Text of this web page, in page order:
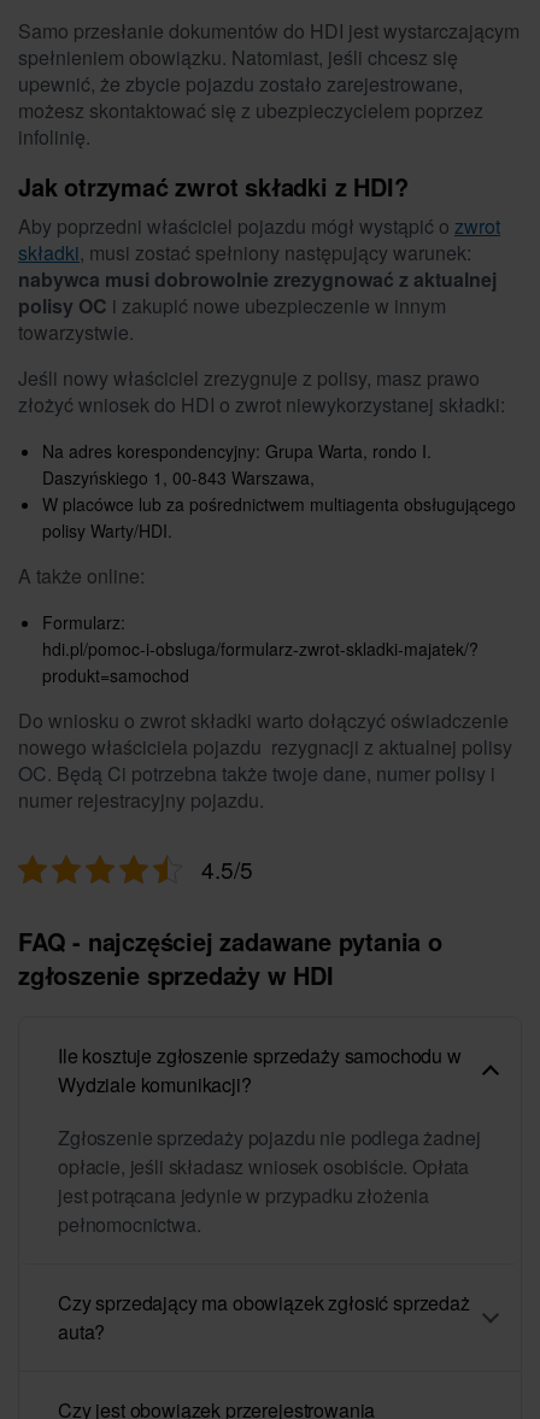
Samo przesłanie dokumentów do HDI jest wystarczającym
spełnieniem obowiązku. Natomiast, jeśli chcesz się
upewnić, że zbycie pojazdu zostało zarejestrowane,
możesz skontaktować się z ubezpieczycielem poprzez
infolinię.
Jak otrzymać zwrot składki z HDI?
Aby poprzedni właściciel pojazdu mógł wystąpić o zwrot
składki, musi zostać spełniony następujący warunek:
nabywca musi dobrowolnie zrezygnować z aktualnej
polisy OC i zakupić nowe ubezpieczenie w innym
towarzystwie.
Jeśli nowy właściciel zrezygnuje z polisy, masz prawo
złożyć wniosek do HDI o zwrot niewykorzystanej składki:
Na adres korespondencyjny: Grupa Warta, rondo I.
Daszyńskiego 1, 00-843 Warszawa,
W placówce lub za pośrednictwem multiagenta obsługującego
polisy Warty/HDI.
A także online:
Formularz:
hdi.pl/pomoc-i-obsluga/formularz-zwrot-skladki-majatek/?
produkt=samochod
Do wniosku o zwrot składki warto dołączyć oświadczenie
nowego właściciela pojazdu rezygnacji z aktualnej polisy
OC. Będą Ci potrzebna także twoje dane, numer polisy i
numer rejestracyjny pojazdu.
4.5/5
FAQ - najczęściej zadawane pytania o
zgłoszenie sprzedaży w HDI
Ile kosztuje zgłoszenie sprzedaży samochodu w
Wydziale komunikacji?
Zgłoszenie sprzedaży pojazdu nie podlega żadnej
opłacie, jeśli składasz wniosek osobiście. Opłata
jest potrącana jedynie w przypadku złożenia
pełnomocnictwa.
Czy sprzedający ma obowiązek zgłosić sprzedaż
auta?
Czy jest obowiązek przerejestrowania